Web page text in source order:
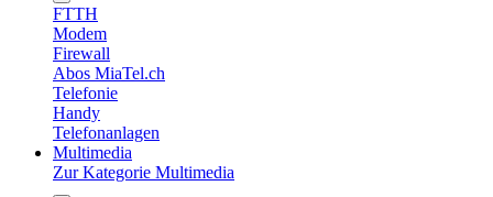
FTTH
Modem
Firewall
Abos MiaTel.ch
Telefonie
Handy
Telefonanlagen
Multimedia
Zur Kategorie Multimedia